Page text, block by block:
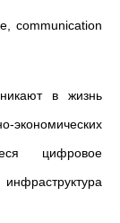
communication
в жизнь
цифровое